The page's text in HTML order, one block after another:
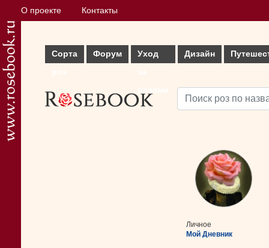
О проекте Контакты
Сорта
Форум
Уход
Дизайн
Личное
Мой Дневник